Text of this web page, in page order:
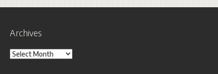
Archives
Archives